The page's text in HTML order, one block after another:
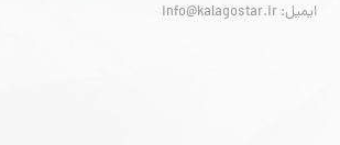
ایمیل: info@kalagostar.ir